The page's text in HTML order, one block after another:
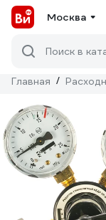
Москва
Поиск в
Главная /